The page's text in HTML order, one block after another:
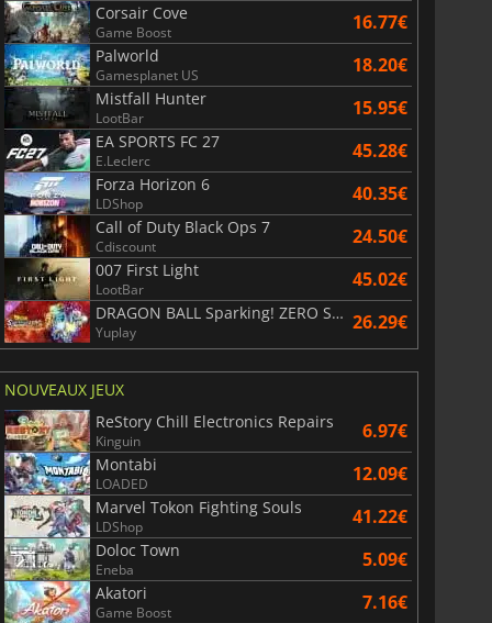
WARHAMMER 3
Corsair Cove
Game Boost 16.77€
Palworld
Gamesplanet US 18.20€
Mistfall Hunter
LootBar 15.95€
EA SPORTS FC 27
E.Leclerc 45.28€
Forza Horizon 6
LDShop 40.35€
Call of Duty Black Ops 7
Cdiscount 24.50€
007 First Light
LootBar 45.02€
DRAGON BALL Sparking! ZERO Super Limit Breaking NEO
Yuplay 26.29€
NOUVEAUX JEUX
ReStory Chill Electronics Repairs
Kinguin 6.97€
Montabi
LOADED 12.09€
Marvel Tokon Fighting Souls
LDShop 41.22€
Doloc Town
Eneba 5.09€
Akatori
Game Boost 7.16€